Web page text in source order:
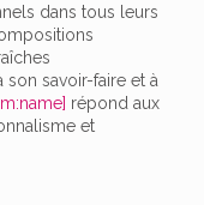
dans tous leurs
savoir-faire et à
répond aux
et